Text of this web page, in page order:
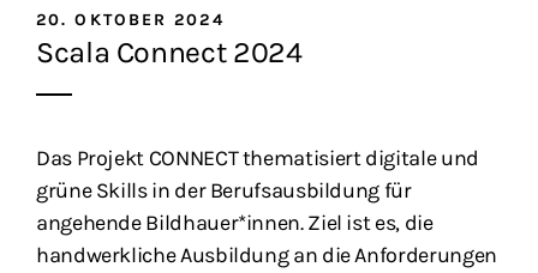
20. OKTOBER 2024
Scala Connect 2024
Das Projekt CONNECT thematisiert digitale und
grüne Skills in der Berufsausbildung für
angehende Bildhauer*innen. Ziel ist es, die
handwerkliche Ausbildung an die Anforderungen